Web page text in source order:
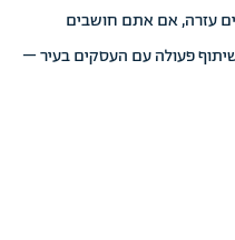
עזרה, אם אתם חושבים
פעולה עם העסקים בעיר –